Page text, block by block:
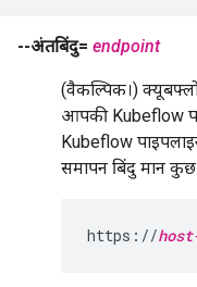
--अंतबिंदु= endpoint
(वैकल्पिक।)
आपकी Kubeflow
Kubeflow
समापन बिंदु मान कुछ
https://